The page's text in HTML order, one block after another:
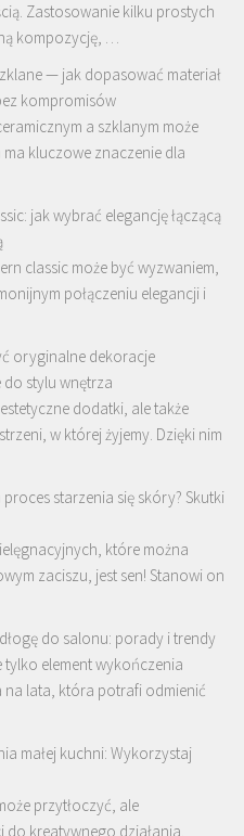
Zastosowanie kilku prostych
kompozycję, …
— jak dopasować materiał
kompromisów
a szklanym może
kluczowe znaczenie dla
jak wybrać elegancję łączącą
classic może być wyzwaniem,
połączeniu elegancji i
oryginalne dekoracje
stylu wnętrza
dodatki, ale także
w której żyjemy. Dzięki nim
starzenia się skóry? Skutki
które można
zaciszu, jest sen! Stanowi on
do salonu: porady i trendy
element wykończenia
na lata, która potrafi odmienić
małej kuchni: Wykorzystaj
przytłoczyć, ale
kreatywnego działania.